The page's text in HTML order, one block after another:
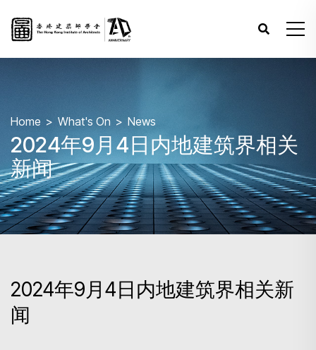
Home What's On News
2024年9月4日内地建筑界相关
新闻
2024年9月4日内地建筑界相关新
闻